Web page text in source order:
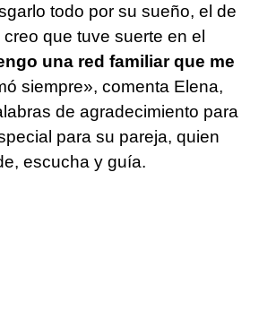
todo por su sueño, el de
que tuve suerte en el
una red familiar que me
siempre», comenta Elena,
de agradecimiento para
para su pareja, quien
escucha y guía.